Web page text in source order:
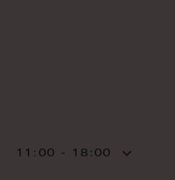
11:00 - 18:00